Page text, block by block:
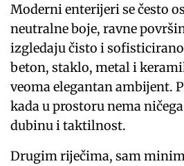
Moderni enterijeri se često
neutralne boje, ravne
izgledaju čisto i
beton, staklo, metal i
veoma elegantan ambijent.
kada u prostoru nema
dubinu i taktilnost.
Drugim riječima, sam